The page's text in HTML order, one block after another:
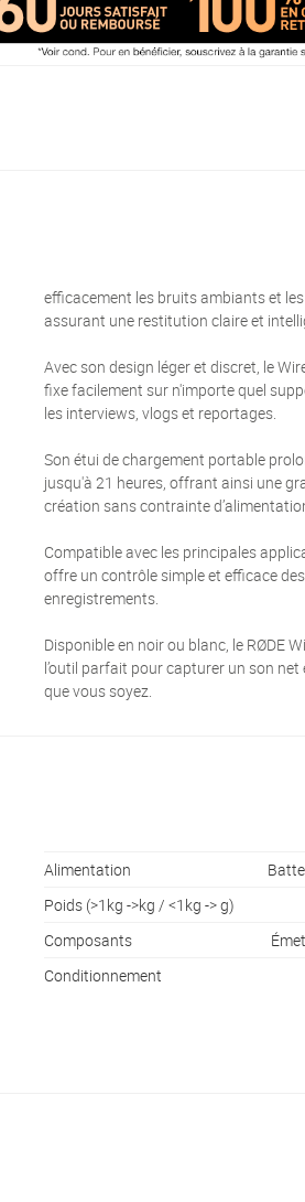
efficacement les bruits ambiants et
assurant une restitution claire et
Avec son design léger et discret, le
fixe facilement sur n'importe quel
les interviews, vlogs et reportages.
Son étui de chargement portable
jusqu'à 21 heures, offrant ainsi une
création sans contrainte
Compatible avec les principales
offre un contrôle simple et efficace des
enregistrements.
Disponible en noir ou blanc, le RØDE
l’outil parfait pour capturer un son net
que vous soyez.
Alimentation
Poids (>1kg ->kg / <1kg -> g)
Composants
Conditionnement